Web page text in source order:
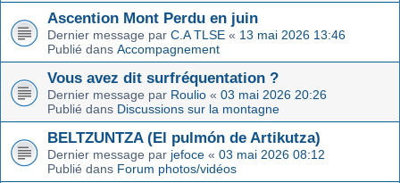
Ascention Mont Perdu en juin
Dernier message par C.A TLSE « 13 mai 2026 13:46
Publié dans Accompagnement
Vous avez dit surfréquentation ?
Dernier message par Roulio « 03 mai 2026 20:26
Publié dans Discussions sur la montagne
BELTZUNTZA (El pulmón de Artikutza)
Dernier message par jefoce « 03 mai 2026 08:12
Publié dans Forum photos/vidéos